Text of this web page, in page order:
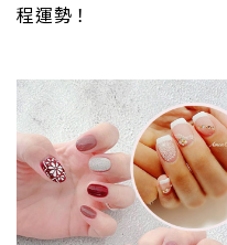
程運勢！